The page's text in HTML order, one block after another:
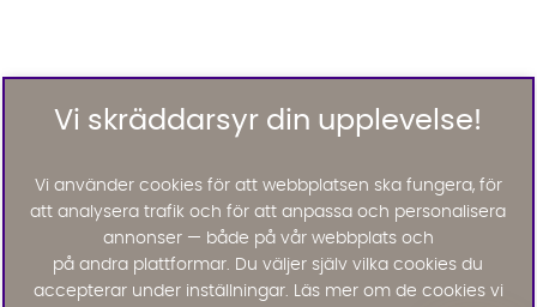
Vi skräddarsyr din upplevelse!
Vi använder cookies för att webbplatsen ska fungera, för
att analysera trafik och för att anpassa och personalisera
annonser — både på vår webbplats och
på andra plattformar. Du väljer själv vilka cookies du
accepterar under inställningar. Läs mer om de cookies vi